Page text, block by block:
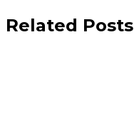
Related Posts